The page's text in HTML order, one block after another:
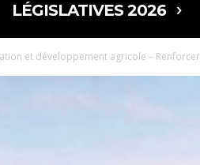
LÉGISLATIVES 2026
et développement agricole –